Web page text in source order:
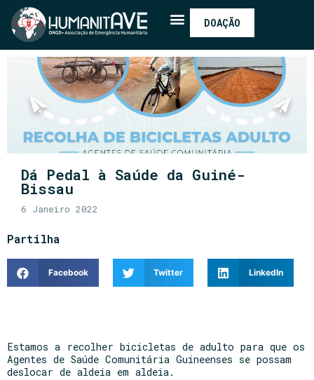
DOAÇÃO
Dá Pedal à Saúde da Guiné-
Bissau
6 Janeiro 2022
Partilha
Facebook Twitter LinkedIn
Estamos a recolher bicicletas de adulto para que os
Agentes de Saúde Comunitária Guineenses se possam
deslocar de aldeia em aldeia.